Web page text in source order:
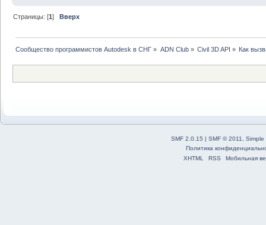
Страницы: [1]Вверх
Сообщество программистов Autodesk в СНГ » ADN Club» Civil 3D API » Как
SMF 2.0.15 | SMF © 2011
Simple
Политика
XHTML
RSS Мобильная